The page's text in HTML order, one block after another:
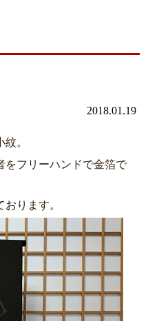
2018.01.19
。
をフリーハンドで金箔で
ります。